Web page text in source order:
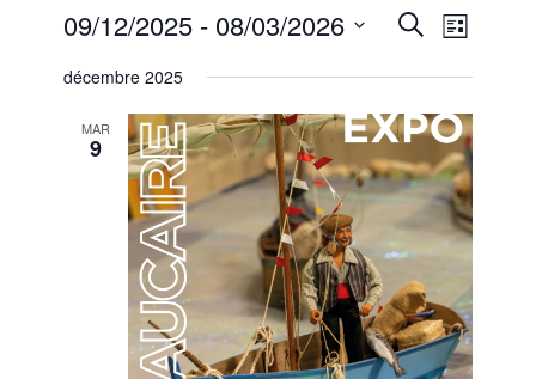
de
vues
Recherche
de
vues
Liste
09/12/2025 - 08/03/2026
une
décembre 2025
MAR
9